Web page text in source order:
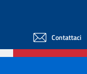
Contattaci